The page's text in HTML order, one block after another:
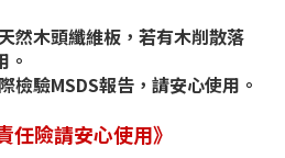
然木頭纖維板，若有木削散落
。
驗MSDS報告，請安心使用。
任險請安心使用》